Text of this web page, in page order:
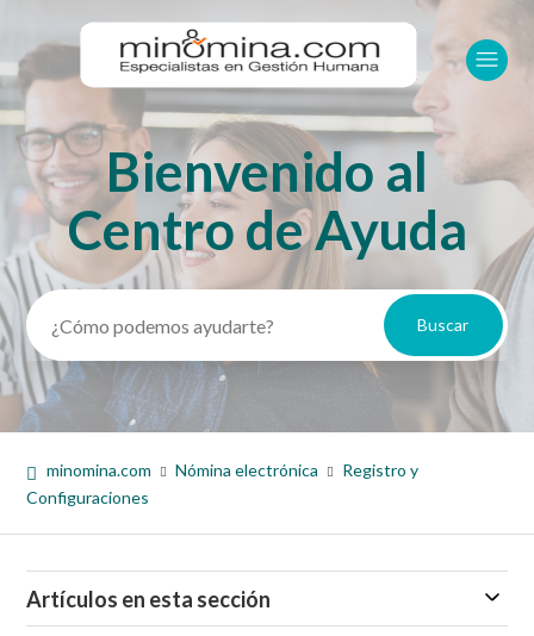
BúsquedaBienvenido al
Centro de Ayuda
minomina.com Nómina electrónica
Registro y
Configuraciones
Artículos en esta sección